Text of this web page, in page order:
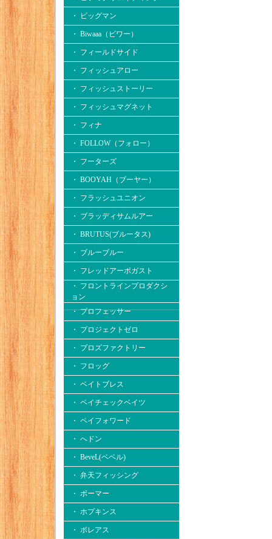
・ ビッグマン
・ Biwaaa（ビワー）
・ フィールドサイド
・ フィッシュアロー
・ フィッシュストーリー
・ フィッシュマグネット
・ フィナ
・ FOLLOW（フォロー）
・ フーターズ
・ BOOYAH（ブーヤー）
・ フラッシュユニオン
・ ブラッディサムルアー
・ BRUTUS(ブルータス)
・ ブルーブルー
・ フレッドアーボガスト
・ フロントラインプロダクシ
ョン
・ プロフェッサー
・ プロジェクトゼロ
・ プロズファクトリー
・ フロッグ
・ ベイトブレス
・ ペイチェックベイツ
・ ペイフォワード
・ へドン
・ BeveL(ベベル)
・ 弁天フィッシング
・ ボーマー
・ ホプキンス
・ ボレアス